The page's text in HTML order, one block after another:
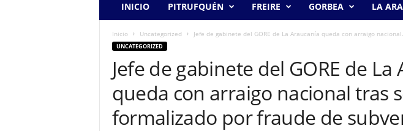
INICIO PITRUFQUÉN FREIRE GORBEA LA
Inicio Uncategorized Jefe de gabinete del GORE de La Araucanía queda con arraigo
UNCATEGORIZED
Jefe de gabinete del GORE de La
queda con arraigo nacional tras
formalizado por fraude de